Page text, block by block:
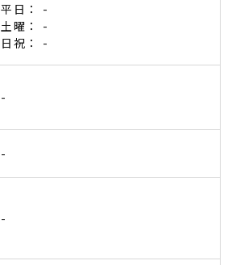
平日： -
土曜： -
日祝： -
-
-
-